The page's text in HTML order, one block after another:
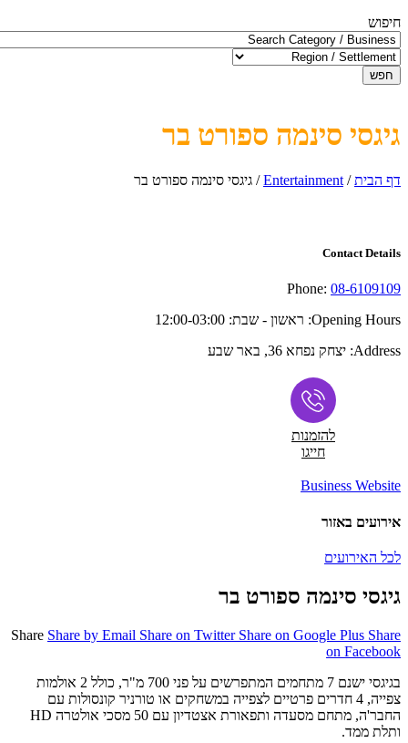
חיפוש
חפש
גיגסי סינמה ספורט בר
דף הבית/
Entertainment
/ גיגסי סינמה ספורט בר
Contact Details
Phone: 08-6109109
Opening Hours: ראשון - שבת: 12:00-03:00
Address: יצחק נפחא 36, באר שבע
להזמנות
חייגו
Business Website
אירועים באזור
לכל האירועים
גיגסי סינמה ספורט בר
Share Share by Email Share on Twitter Share on Google Plus Share
on Facebook
בגיגסי ישנם 7 מתחמים המתפרשים על פני 700 מ"ר, כולל 2 אולמות
צפייה, 4 חדרים פרטיים לצפייה במשחקים או טורניר קונסולות עם
החבר'ה, מתחם מסעדה ותפאורת אצטדיון עם 50 מסכי אולטרה HD
ותלת ממד.